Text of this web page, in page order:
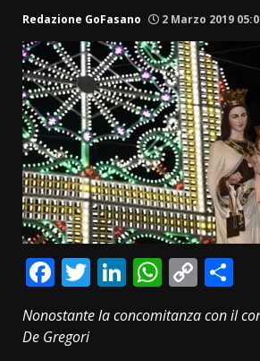
Redazione GoFasano 2 Marzo 2019
Facebook
Twitter
LinkedIn
Copy
Link
Nonostante la concomitanza con il
De Gregori